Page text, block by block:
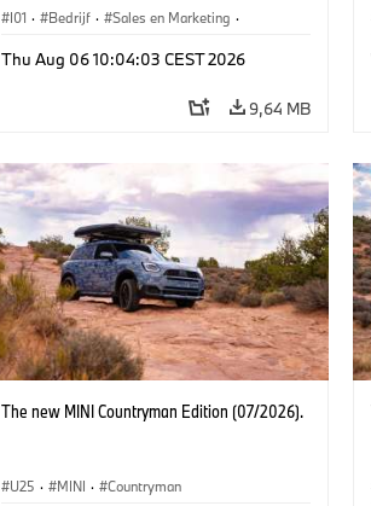
I01 · Bedrijf · Sales en Marketing ·
Thu Aug 06 10:04:03 CEST 2026
9,64 MB
The new MINI Countryman Edition (07/2026).
U25 · MINI · Countryman